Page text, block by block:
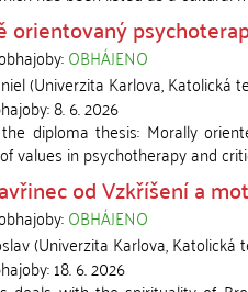
orientovaný
OBHÁJENO
(Univerzita Karlova, Katolická
8. 6. 2026
diploma thesis: Morally
values in psychotherapy and
od Vzkříšení a
OBHÁJENO
(Univerzita Karlova, Katolická
18. 6. 2026